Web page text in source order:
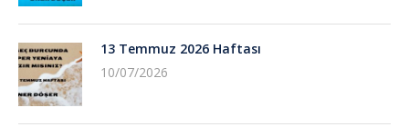
13 Temmuz 2026 Haftası
10/07/2026